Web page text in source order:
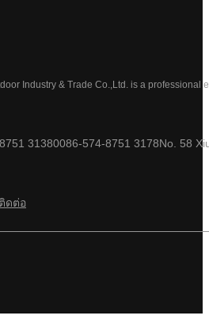
Industry & Trade Co.,Ltd. is a professional
31380086-574-8751 3178No. 58
ติดต่อ